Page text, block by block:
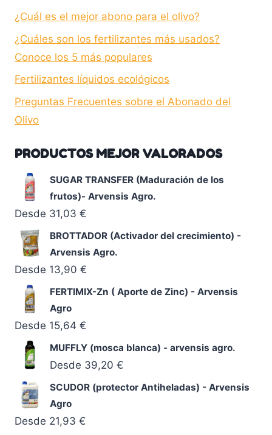
¿Cuál es el mejor abono para el olivo?
¿Cuáles son los fertilizantes más usados?
Conoce los 5 más populares
Fertilizantes líquidos ecológicos
Preguntas Frecuentes sobre el Abonado del
Olivo
PRODUCTOS MEJOR VALORADOS
SUGAR TRANSFER (Maduración de los
frutos)- Arvensis Agro.
Desde 31,03 €
BROTTADOR (Activador del crecimiento) -
Arvensis Agro.
Desde 13,90 €
FERTIMIX-Zn ( Aporte de Zinc) - Arvensis
Agro
Desde 15,64 €
MUFFLY (mosca blanca) - arvensis agro.
Desde 39,20 €
SCUDOR (protector Antiheladas) - Arvensis
Agro
Desde 21,93 €